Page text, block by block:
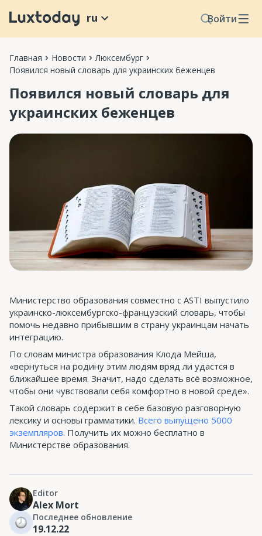
Войти
ru
Главная Новости
Люксембург
Появился новый словарь для украинских беженцев
Появился новый словарь для
украинских беженцев
Министерство образования совместно с ASTI выпустило
украинско-люксембургско-французский словарь, чтобы
помочь недавно прибывшим в страну украинцам начать
интеграцию.
По словам министра образования Клода Мейша,
«вернуться на родину этим людям вряд ли удастся в
ближайшее время. Значит, надо сделать всё возможное,
чтобы они чувствовали себя комфортно в новой среде».
Такой словарь содержит в себе базовую разговорную
лексику и основы грамматики. Всего выпущено 5000
экземпляров. Получить их можно бесплатно в
Министерстве образования.
Editor
Alex Mort
Последнее обновление
19.12.22